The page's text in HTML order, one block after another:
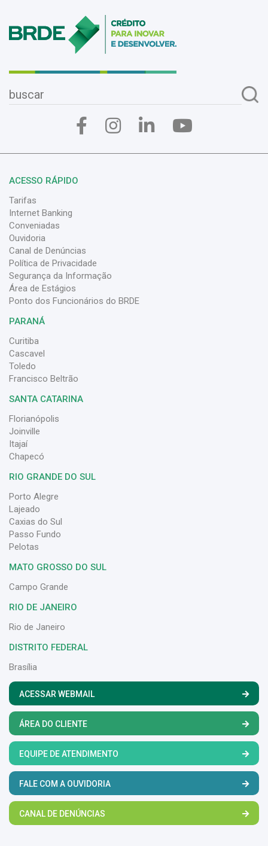
ACESSO RÁPIDO
Tarifas
Internet Banking
Conveniadas
Ouvidoria
Canal de Denúncias
Política de Privacidade
Segurança da Informação
Área de Estágios
Ponto dos Funcionários do BRDE
PARANÁ
Curitiba
Cascavel
Toledo
Francisco Beltrão
SANTA CATARINA
Florianópolis
Joinville
Itajaí
Chapecó
RIO GRANDE DO SUL
Porto Alegre
Lajeado
Caxias do Sul
Passo Fundo
Pelotas
MATO GROSSO DO SUL
Campo Grande
RIO DE JANEIRO
Rio de Janeiro
DISTRITO FEDERAL
Brasília
ACESSAR WEBMAIL
ÁREA DO CLIENTE
EQUIPE DE ATENDIMENTO
FALE COM A OUVIDORIA
CANAL DE DENÚNCIAS